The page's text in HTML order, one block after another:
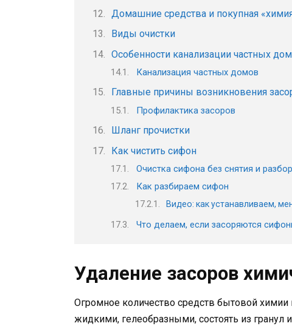
Домашние средства и покупная
Виды очистки
Особенности канализации частных
Канализация частных домов
Главные причины возникновения
Профилактика засоров
Шланг прочистки
Как чистить сифон
Очистка сифона без снятия и
Как разбираем сифон
Видео: как устанавливаем,
Что делаем, если засоряются
Удаление засоров
Огромное количество средств бытовой
жидкими, гелеобразными, состоять из